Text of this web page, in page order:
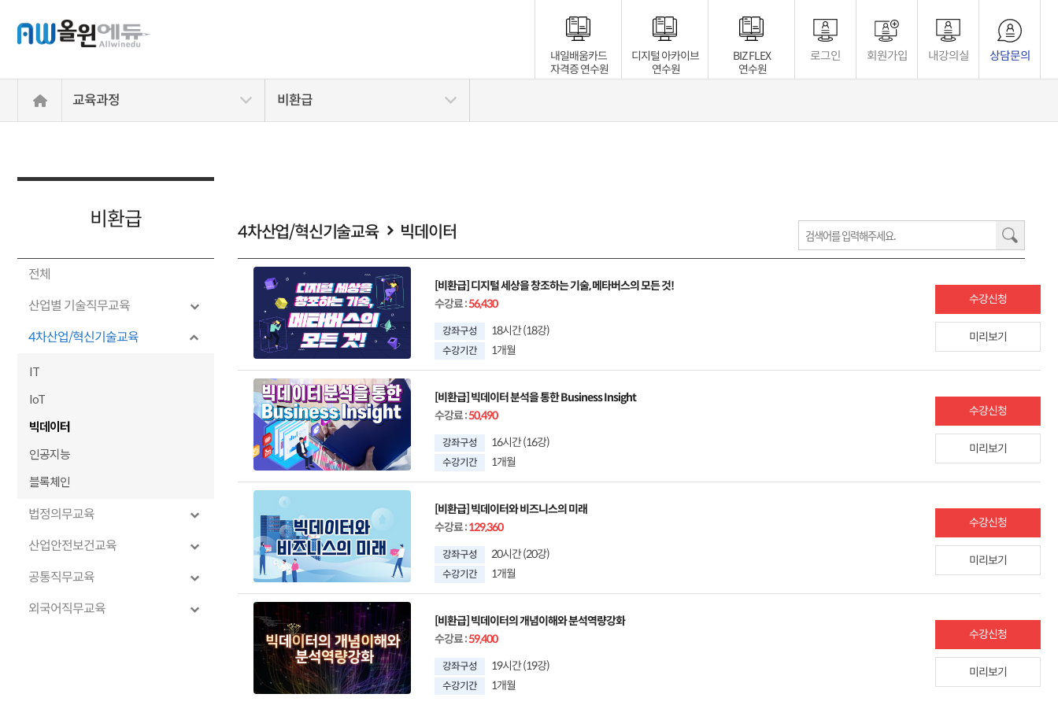
내일배움카드
자격증 연수원
디지털 아카이브
연수원
BIZ FLEX
연수원
로그인 회원가입 내강의실 상담문의
교육과정 비환급
비환급
전체
산업별 기술직무교육
4차산업/혁신기술교육
IT
IoT
빅데이터
인공지능
블록체인
법정의무교육
산업안전보건교육
공통직무교육
외국어직무교육
4차산업/혁신기술교육 빅데이터
[비환급] 디지털 세상을 창조하는 기술, 메타버스의 모든 것!
수강료:56,430
강좌구성 18시간 (18강)
수강기간 1개월
수강신청
미리보기
[비환급] 빅데이터 분석을 통한 Business Insight
수강료:50,490
강좌구성 16시간 (16강)
수강기간 1개월
수강신청
미리보기
[비환급] 빅데이터와 비즈니스의 미래
수강료:129,360
강좌구성 20시간 (20강)
수강기간 1개월
수강신청
미리보기
[비환급] 빅데이터의 개념이해와 분석역량강화
수강료:59,400
강좌구성 19시간 (19강)
수강기간 1개월
수강신청
미리보기